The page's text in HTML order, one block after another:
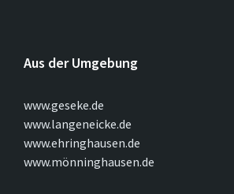
Aus der Umgebung
www.geseke.de
www.langeneicke.de
www.ehringhausen.de
www.mönninghausen.de